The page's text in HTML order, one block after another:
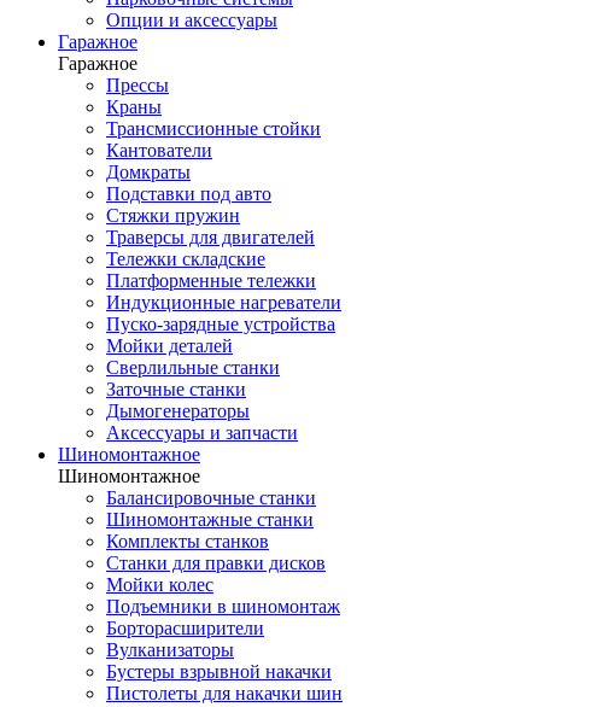
Опции и аксессуары
Гаражное
Гаражное
Прессы
Краны
Трансмиссионные стойки
Кантователи
Домкраты
Подставки под авто
Стяжки пружин
Траверсы для двигателей
Тележки складские
Платформенные тележки
Индукционные нагреватели
Пуско-зарядные устройства
Мойки деталей
Сверлильные станки
Заточные станки
Дымогенераторы
Аксессуары и запчасти
Шиномонтажное
Шиномонтажное
Балансировочные станки
Шиномонтажные станки
Комплекты станков
Станки для правки дисков
Мойки колес
Подъемники в шиномонтаж
Борторасширители
Вулканизаторы
Бустеры взрывной накачки
Пистолеты для накачки шин